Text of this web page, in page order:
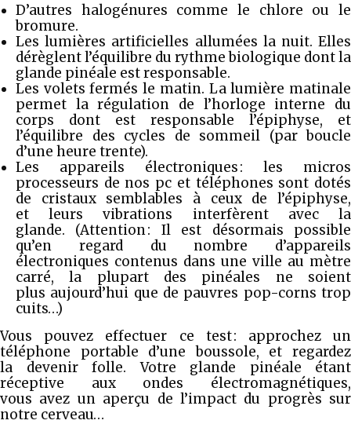
D’autres halogénures comme le chlore ou le
bromure.
Les lumières artificielles allumées la nuit. Elles
dérèglent l’équilibre du rythme biologique dont la
glande pinéale est responsable.
Les volets fermés le matin. La lumière matinale
permet la régulation de l’horloge interne du
corps dont est responsable l’épiphyse, et
l’équilibre des cycles de sommeil (par boucle
d’une heure trente).
Les appareils électroniques : les micros
processeurs de nos pc et téléphones sont dotés
de cristaux semblables à ceux de l’épiphyse,
et leurs vibrations interfèrent avec la
glande. (Attention : Il est désormais possible
qu’en regard du nombre d’appareils
électroniques contenus dans une ville au mètre
carré, la plupart des pinéales ne soient
plus aujourd’hui que de pauvres pop-corns trop
cuits…)
Vous pouvez effectuer ce test : approchez un
téléphone portable d’une boussole, et regardez
la devenir folle. Votre glande pinéale étant
réceptive aux ondes électromagnétiques,
vous avez un aperçu de l’impact du progrès sur
notre cerveau…